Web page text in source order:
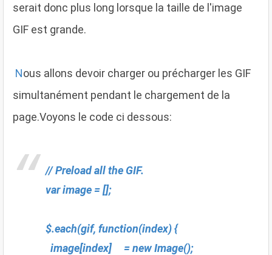
serait donc plus long lorsque la taille de l'image
GIF est grande.
Nous allons devoir charger ou précharger les GIF
simultanément pendant le chargement de la
page.Voyons le code ci dessous:
// Preload all the GIF.
var image = [];
$.each(gif, function(index) {
image[index] = new Image();